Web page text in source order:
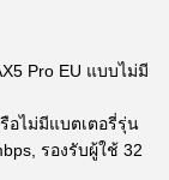
Pro EU แบบไม่มี
อไม่มีแบตเตอรี่รุ่น
รองรับผู้ใช้ 32